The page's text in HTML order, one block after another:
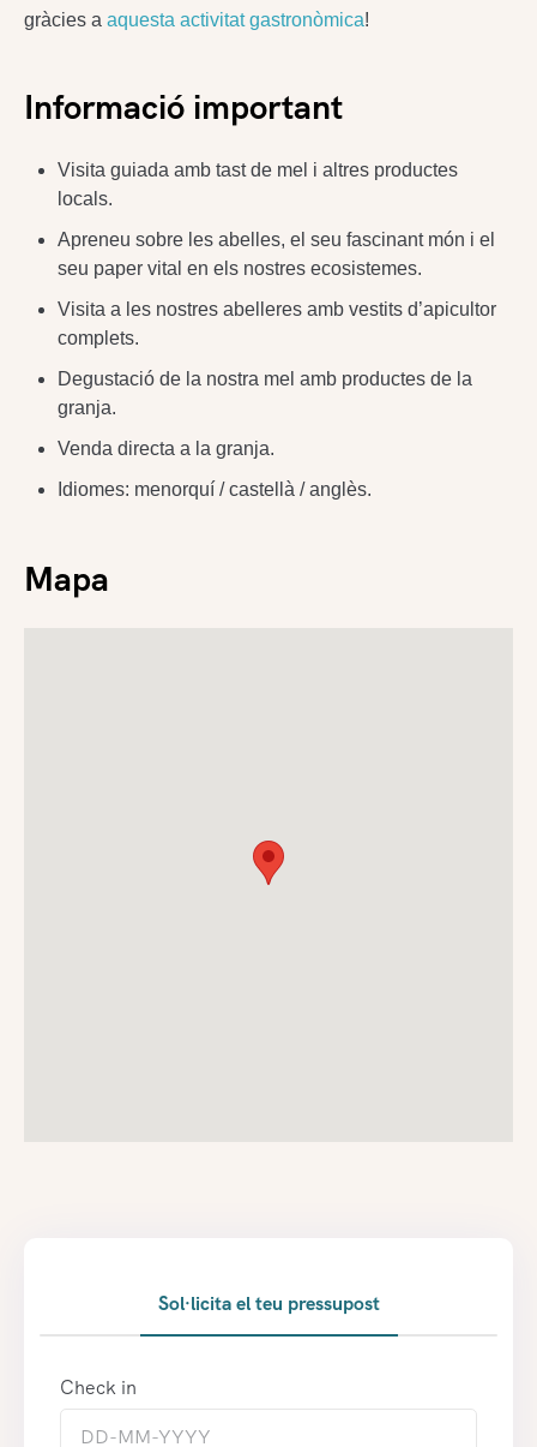
gràcies a aquesta activitat gastronòmica!
Informació important
Visita guiada amb tast de mel i altres productes
locals.
Apreneu sobre les abelles, el seu fascinant món i el
seu paper vital en els nostres ecosistemes.
Visita a les nostres abelleres amb vestits d’apicultor
complets.
Degustació de la nostra mel amb productes de la
granja.
Venda directa a la granja.
Idiomes: menorquí / castellà / anglès.
Mapa
Sol·licita el teu pressupost
Check in